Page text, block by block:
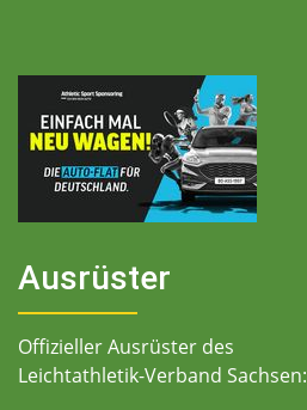
Ausrüster
Offizieller Ausrüster des
Leichtathletik-Verband Sachsen: